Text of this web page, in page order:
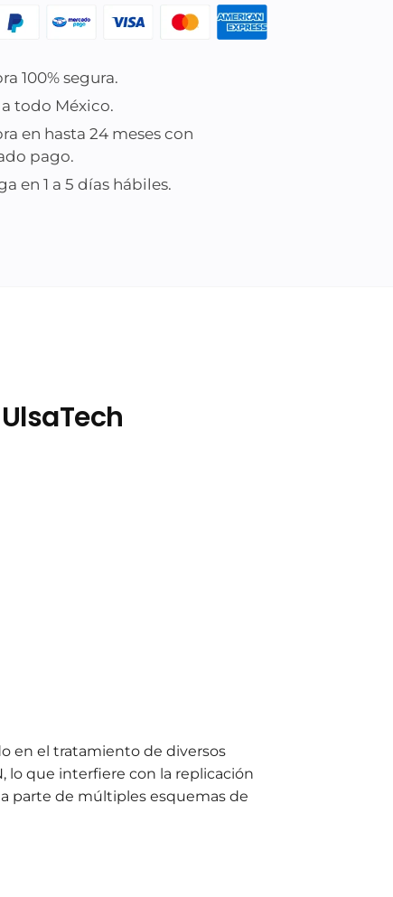
100% segura.
a todo México.
en hasta 24 meses con
pago.
en 1 a 5 días hábiles.
en el tratamiento de diversos
lo que interfiere con la replicación
parte de múltiples esquemas de